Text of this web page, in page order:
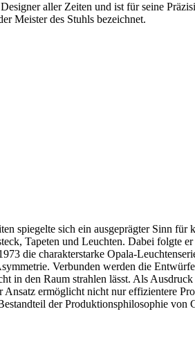
aller Zeiten und ist für seine
Meister des Stuhls bezeichnet.
spiegelte sich ein ausgeprägter Sinn
Tapeten und Leuchten. Dabei folgte
die charakterstarke Opala-
Verbunden werden die
in den Raum strahlen lässt. Als
ermöglicht nicht nur effizientere
der Produktionsphilosophie von